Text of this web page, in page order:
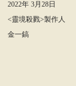
2022年 3月28日
<靈境殺戮>製作人
金一鎬